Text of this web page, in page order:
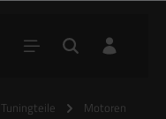
Motoren